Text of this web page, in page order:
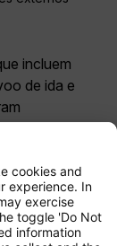
incluem
de ida e
para a
à
restritiva.
bagagem
Aplicam-se